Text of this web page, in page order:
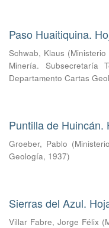
Paso Huaitiquina.
Schwab, Klaus (
Minería. Subsecretaría
Departamento Cartas
Puntilla de Huincán.
Groeber, Pablo (
Geología, 1937)
Sierras del Azul.
Villar Fabre, Jorge Félix (